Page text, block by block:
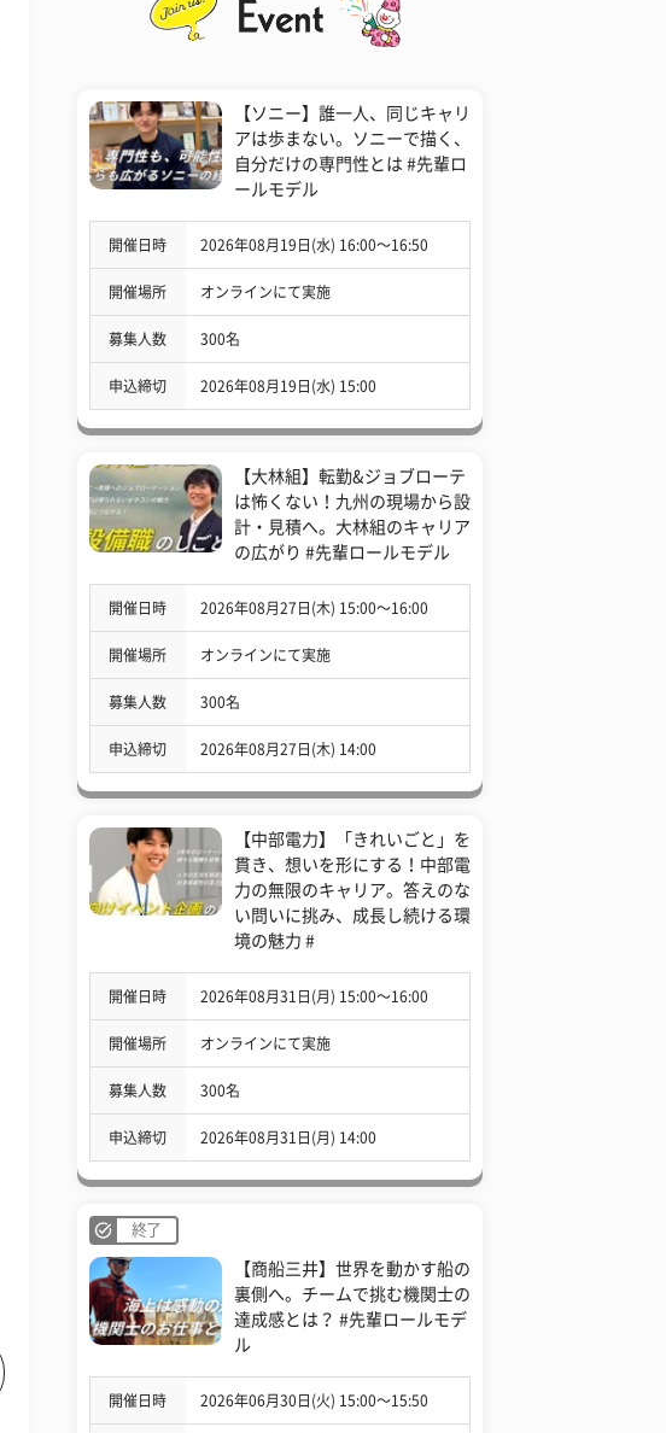
【ソニー】誰一人、同じキャリ
アは歩まない。ソニーで描く、
自分だけの専門性とは #先輩ロ
ールモデル
開催日時 2026年08月19日(水) 16:00〜16:50
開催場所 オンラインにて実施
募集人数 300名
申込締切 2026年08月19日(水) 15:00
【大林組】転勤&ジョブローテ
は怖くない！九州の現場から設
計・見積へ。大林組のキャリア
の広がり #先輩ロールモデル
開催日時 2026年08月27日(木) 15:00〜16:00
開催場所 オンラインにて実施
募集人数 300名
申込締切 2026年08月27日(木) 14:00
【中部電力】「きれいごと」を
貫き、想いを形にする！中部電
力の無限のキャリア。答えのな
い問いに挑み、成長し続ける環
境の魅力 #
開催日時 2026年08月31日(月) 15:00〜16:00
開催場所 オンラインにて実施
募集人数 300名
申込締切 2026年08月31日(月) 14:00
終了
【商船三井】世界を動かす船の
裏側へ。チームで挑む機関士の
達成感とは？ #先輩ロールモデ
ル
開催日時 2026年06月30日(火) 15:00〜15:50